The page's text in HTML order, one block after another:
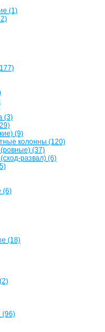
(1)
(3)
(9)
колонны (120)
(37)
развал) (6)
(6)
(18)
(96)